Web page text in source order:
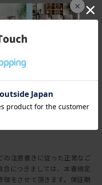
×
場合がございます。
問い合わせください。
ド機能あり
の注意書きに従った正常なご
につきましては、本書規定
理をさせて頂きます。保証期